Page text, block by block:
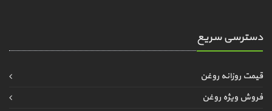
دسترسی سریع
قیمت روزانه روغن
فروش ویژه روغن